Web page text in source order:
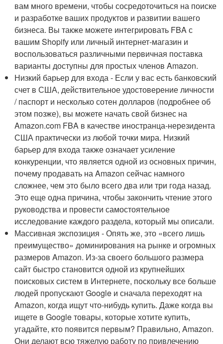
вам много времени, чтобы сосредоточиться на поиске
и разработке ваших продуктов и развитии вашего
бизнеса. Вы также можете интегрировать FBA с
вашим Shopify или личный интернет-магазин и
воспользоваться различными первичная поставка
варианты доступны для простых членов Amazon.
Низкий барьер для входа - Если у вас есть банковский
счет в США, действительное удостоверение личности
/ паспорт и несколько сотен долларов (подробнее об
этом позже), вы можете начать свой бизнес на
Amazon.com FBA в качестве иностранца-нерезидента
США практически из любой точки мира. Низкий
барьер для входа также означает усиление
конкуренции, что является одной из основных причин,
почему продавать на Amazon сейчас намного
сложнее, чем это было всего два или три года назад.
Это еще одна причина, чтобы закончить чтение этого
руководства и провести самостоятельное
исследование каждого раздела, который мы описали.
Массивная экспозиция - Опять же, это «всего лишь
преимущество» доминирования на рынке и огромных
размеров Amazon. Из-за своего большого размера
сайт быстро становится одной из крупнейших
поисковых систем в Интернете, поскольку все больше
людей пропускают Google и сначала переходят на
Amazon, когда ищут что-нибудь купить. Даже когда вы
ищете в Google товары, которые хотите купить,
угадайте, кто появится первым? Правильно, Amazon.
Они делают всю тяжелую работу по привлечению